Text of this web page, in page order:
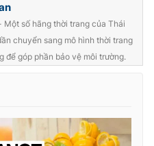
Việt Nam
điện tử số 483/GP-BTTTT
024.38 355 932
Một số hãng thời trang của Thái
chuyển sang mô hình thời trang
để góp phần bảo vệ môi trường.